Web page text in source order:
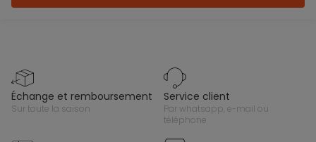
échange et remboursement
sur toute la saison
service client
par whatsapp, e-mail ou
téléphone